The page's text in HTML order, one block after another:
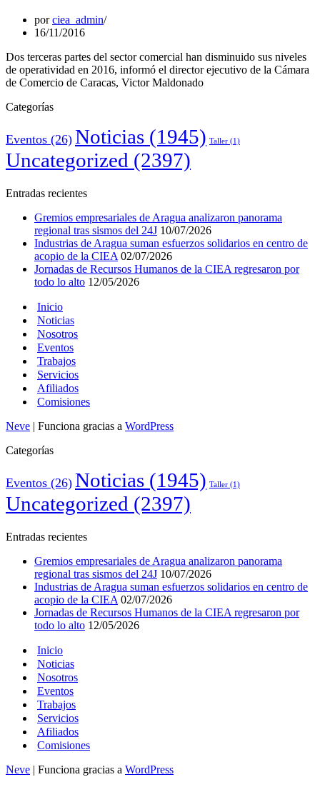
porciea_admin
16/11/2016
Dos terceras partes del sector comercial han disminuido sus niveles
de operatividad en 2016, informó el director ejecutivo de la Cámara
de Comercio de Caracas, Victor Maldonado
Categorías
Eventos (26) Noticias (1945) Taller (1)
Uncategorized (2397)
Entradas recientes
Gremios empresariales de Aragua analizaron panorama
regional tras sismos del 24J 10/07/2026
Industrias de Aragua suman esfuerzos solidarios en centro de
acopio de la CIEA 02/07/2026
Jornadas de Recursos Humanos de la CIEA regresaron por
todo lo alto 12/05/2026
Inicio
Noticias
Nosotros
Eventos
Trabajos
Servicios
Afiliados
Comisiones
Neve | Funciona gracias a WordPress
Categorías
Eventos (26) Noticias (1945) Taller (1)
Uncategorized (2397)
Entradas recientes
Gremios empresariales de Aragua analizaron panorama
regional tras sismos del 24J 10/07/2026
Industrias de Aragua suman esfuerzos solidarios en centro de
acopio de la CIEA 02/07/2026
Jornadas de Recursos Humanos de la CIEA regresaron por
todo lo alto 12/05/2026
Inicio
Noticias
Nosotros
Eventos
Trabajos
Servicios
Afiliados
Comisiones
Neve | Funciona gracias a WordPress